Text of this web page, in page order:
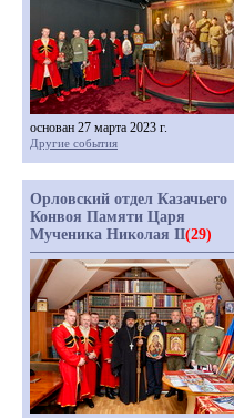
основан 27 марта 2023 г.
Другие события
Орловский отдел Казачьего
Конвоя Памяти Царя
Мученика Николая II(29)